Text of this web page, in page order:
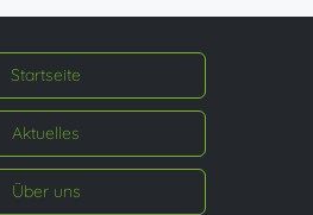
Startseite
Aktuelles
Über uns